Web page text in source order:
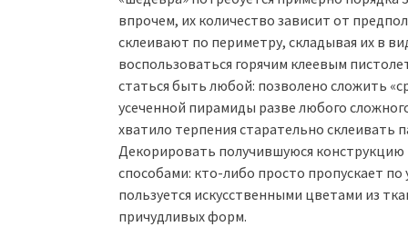
впрочем, их количество зависит от
склеивают по периметру, складывая их в
воспользоваться горячим клеевым
статься быть любой: позволено сложить
усеченной пирамиды разве любого
хватило терпения старательно склеивать
Декорировать получившуюся конструкцию
способами: кто-либо просто пропускает
пользуется искусственными цветами из
причудливых форм.